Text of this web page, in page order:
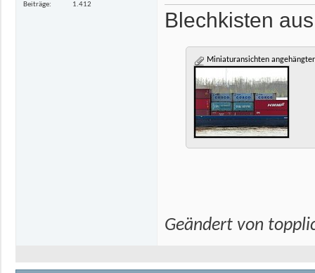
Beiträge
1.412
Blechkisten
Miniaturansichten
Geändert von